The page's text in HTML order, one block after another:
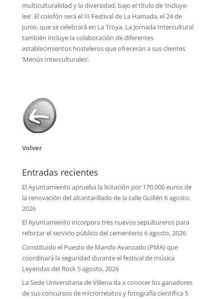
multiculturalidad y la diversidad, bajo el título de ‘Incluye-
lee’. El colofón será el III Festival de La Hamada, el 24 de
junio, que se celebrará en La Troya. La Jornada Intercultural
también incluye la colaboración de diferentes
establecimientos hosteleros que ofrecerán a sus clientes
‘Menús Interculturales’.
Volver
Entradas recientes
El Ayuntamiento aprueba la licitación por 170.000 euros de
la renovación del alcantarillado de la calle Guillén 6 agosto,
2026
El Ayuntamiento incorpora tres nuevos sepultureros para
reforzar el servicio público del cementerio 6 agosto, 2026
Constituido el Puesto de Mando Avanzado (PMA) que
coordinará la seguridad durante el festival de música
Leyendas del Rock 5 agosto, 2026
La Sede Universitaria de Villena da a conocer los ganadores
de sus concursos de microrrelatos y fotografía científica 5